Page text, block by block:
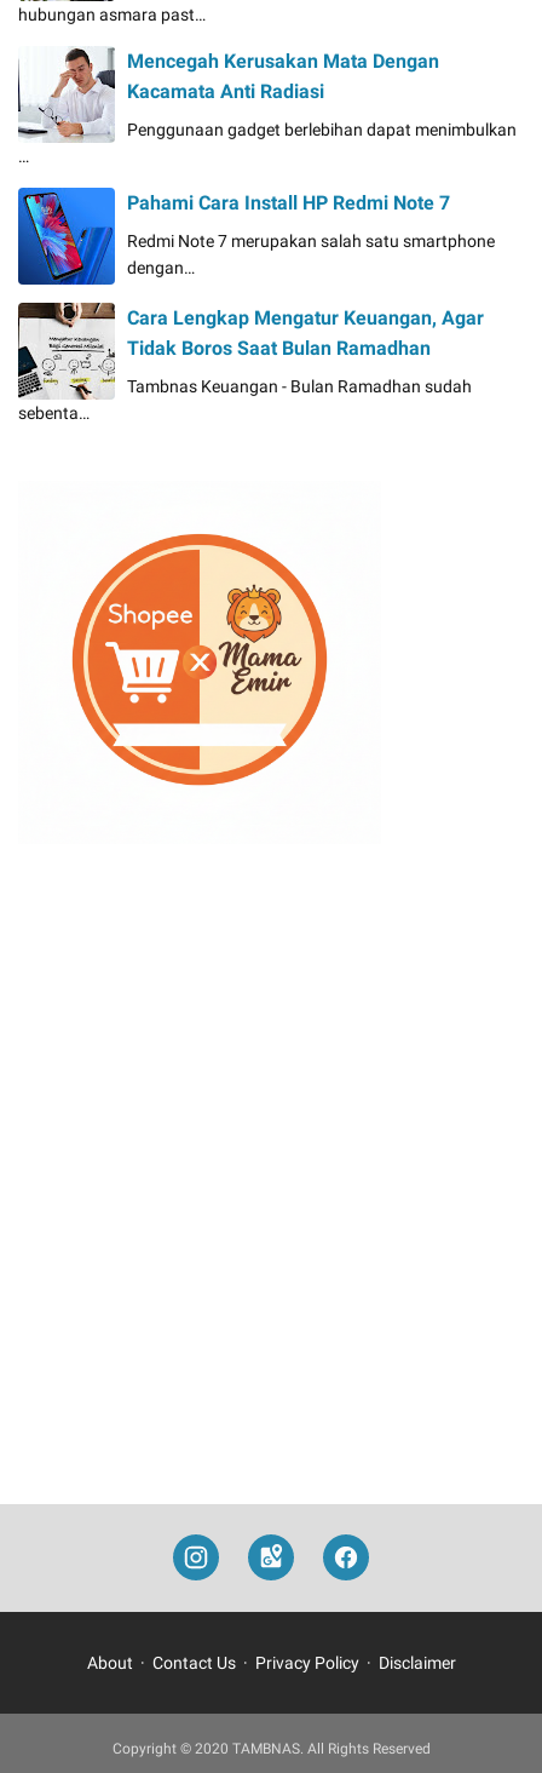
hubungan asmara past…
Mencegah Kerusakan Mata Dengan
Kacamata Anti Radiasi
Penggunaan gadget berlebihan dapat menimbulkan
…
Pahami Cara Install HP Redmi Note 7
Redmi Note 7 merupakan salah satu smartphone
dengan…
Cara Lengkap Mengatur Keuangan, Agar
Tidak Boros Saat Bulan Ramadhan
Tambnas Keuangan - Bulan Ramadhan sudah
sebenta…
About Contact Us Privacy Policy Disclaimer
Copyright © 2020 TAMBNAS. All Rights Reserved